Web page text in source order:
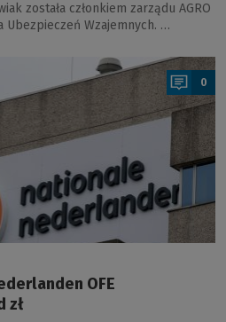
została członkiem zarządu AGRO
Ubezpieczeń Wzajemnych. …
0
OFE
zł